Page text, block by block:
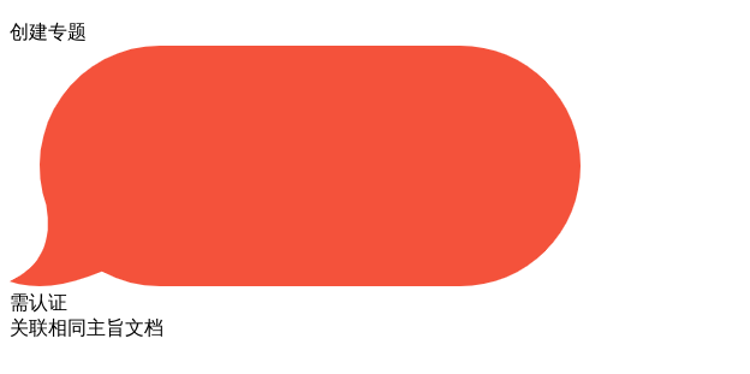
创建专题
需认证
关联相同主旨文档